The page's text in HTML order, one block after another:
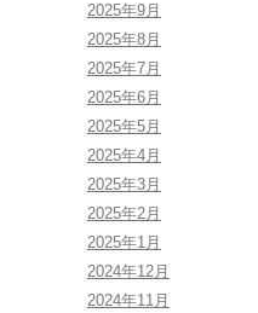
2025年9月
2025年8月
2025年7月
2025年6月
2025年5月
2025年4月
2025年3月
2025年2月
2025年1月
2024年12月
2024年11月